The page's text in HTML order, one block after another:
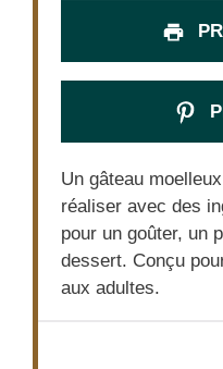
Un gâteau
réaliser avec des
pour un goûter, un
dessert. Conçu
aux adultes.